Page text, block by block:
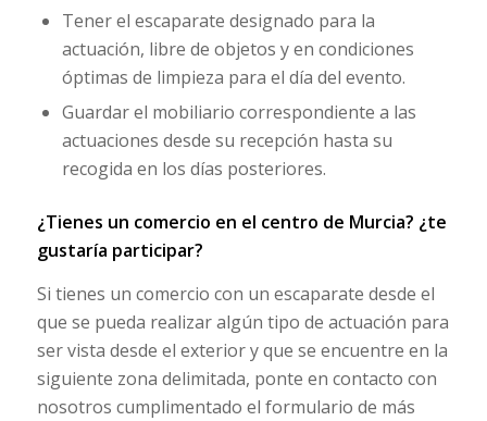
Tener el escaparate designado para la
actuación, libre de objetos y en condiciones
óptimas de limpieza para el día del evento.
Guardar el mobiliario correspondiente a las
actuaciones desde su recepción hasta su
recogida en los días posteriores.
¿Tienes un comercio en el centro de Murcia? ¿te
gustaría participar?
Si tienes un comercio con un escaparate desde el
que se pueda realizar algún tipo de actuación para
ser vista desde el exterior y que se encuentre en la
siguiente zona delimitada, ponte en contacto con
nosotros cumplimentado el formulario de más